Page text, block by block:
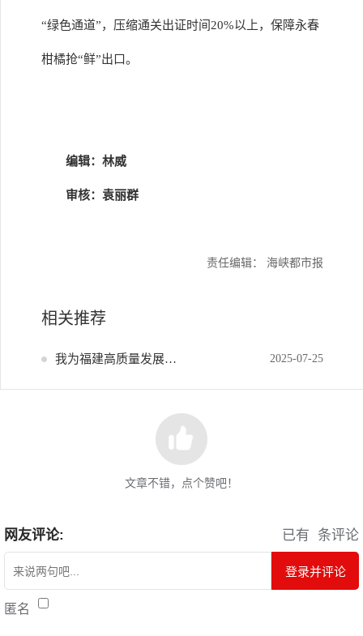
“绿色通道”，压缩通关出证时间20%以上，保障永春
柑橘抢“鲜”出口。
编辑：林威
审核：袁丽群
责任编辑： 海峡都市报
相关推荐
我为福建高质量发展献策 2025-07-25
文章不错，点个赞吧！
网友评论: 已有 条评论
登录并评论
匿名